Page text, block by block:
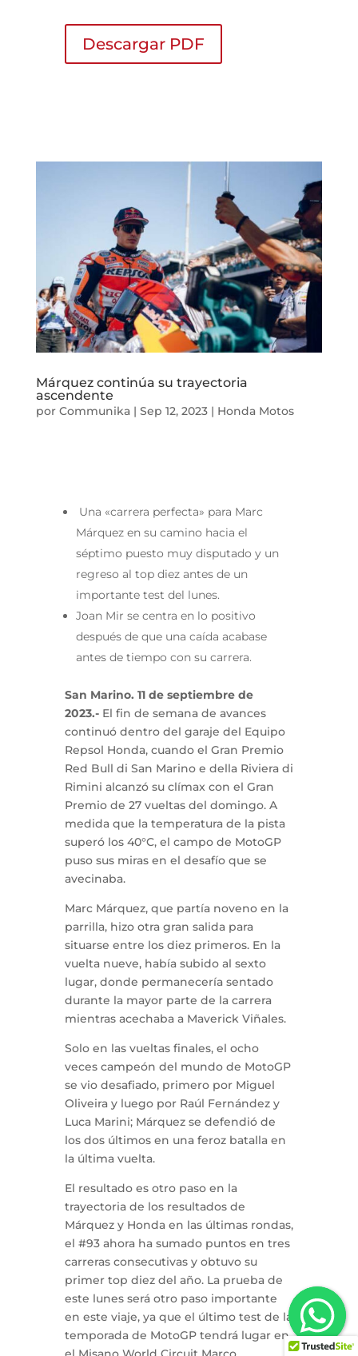
Descargar PDF
Márquez continúa su trayectoria
ascendente
por Communika| Sep 12, 2023| Honda Motos
Una «carrera perfecta» para Marc
Márquez en su camino hacia el
séptimo puesto muy disputado y un
regreso al top diez antes de un
importante test del lunes.
Joan Mir se centra en lo positivo
después de que una caída acabase
antes de tiempo con su carrera.
San Marino. 11 de septiembre de
2023.-El fin de semana de avances
continuó dentro del garaje del Equipo
Repsol Honda, cuando el Gran Premio
Red Bull di San Marino e della Riviera di
Rimini alcanzó su clímax con el Gran
Premio de 27 vueltas del domingo. A
medida que la temperatura de la pista
superó los 40°C, el campo de MotoGP
puso sus miras en el desafío que se
avecinaba.
Marc Márquez, que partía noveno en la
parrilla, hizo otra gran salida para
situarse entre los diez primeros. En la
vuelta nueve, había subido al sexto
lugar, donde permanecería sentado
durante la mayor parte de la carrera
mientras acechaba a Maverick Viñales.
Solo en las vueltas finales, el ocho
veces campeón del mundo de MotoGP
se vio desafiado, primero por Miguel
Oliveira y luego por Raúl Fernández y
Luca Marini; Márquez se defendió de
los dos últimos en una feroz batalla en
la última vuelta.
El resultado es otro paso en la
trayectoria de los resultados de
Márquez y Honda en las últimas rondas,
el #93 ahora ha sumado puntos en tres
carreras consecutivas y obtuvo su
primer top diez del año. La prueba de
este lunes será otro paso importante
en este viaje, ya que el último test de la
temporada de MotoGP tendrá lugar en